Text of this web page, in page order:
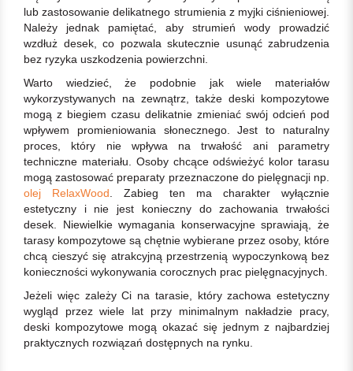
lub zastosowanie delikatnego strumienia z myjki ciśnieniowej.
Należy jednak pamiętać, aby strumień wody prowadzić
wzdłuż desek, co pozwala skutecznie usunąć zabrudzenia
bez ryzyka uszkodzenia powierzchni.
Warto wiedzieć, że podobnie jak wiele materiałów
wykorzystywanych na zewnątrz, także deski kompozytowe
mogą z biegiem czasu delikatnie zmieniać swój odcień pod
wpływem promieniowania słonecznego. Jest to naturalny
proces, który nie wpływa na trwałość ani parametry
techniczne materiału. Osoby chcące odświeżyć kolor tarasu
mogą zastosować preparaty przeznaczone do pielęgnacji np.
olej RelaxWood . Zabieg ten ma charakter wyłącznie
estetyczny i nie jest konieczny do zachowania trwałości
desek. Niewielkie wymagania konserwacyjne sprawiają, że
tarasy kompozytowe są chętnie wybierane przez osoby, które
chcą cieszyć się atrakcyjną przestrzenią wypoczynkową bez
konieczności wykonywania corocznych prac pielęgnacyjnych.
Jeżeli więc zależy Ci na tarasie, który zachowa estetyczny
wygląd przez wiele lat przy minimalnym nakładzie pracy,
deski kompozytowe mogą okazać się jednym z najbardziej
praktycznych rozwiązań dostępnych na rynku.